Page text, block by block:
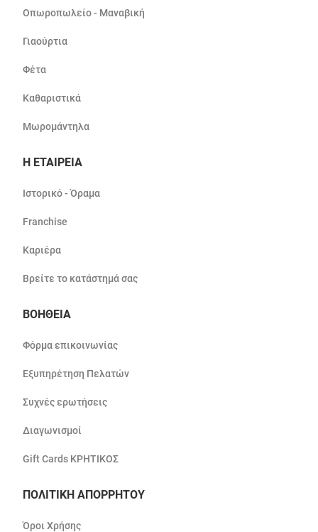
Οπωροπωλείο - Μαναβική
Γιαούρτια
Φέτα
Καθαριστικά
Μωρομάντηλα
Η ΕΤΑΙΡΕΙΑ
Ιστορικό - Όραμα
Franchise
Καριέρα
Βρείτε το κατάστημά σας
ΒΟΗΘΕΙΑ
Φόρμα επικοινωνίας
Εξυπηρέτηση Πελατών
Συχνές ερωτήσεις
Διαγωνισμοί
Gift Cards ΚΡΗΤΙΚΟΣ
ΠΟΛΙΤΙΚΗ ΑΠΟΡΡΗΤΟΥ
Όροι Χρήσης